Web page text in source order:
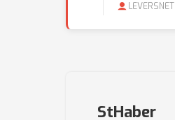
LEVERSNET
StHaber